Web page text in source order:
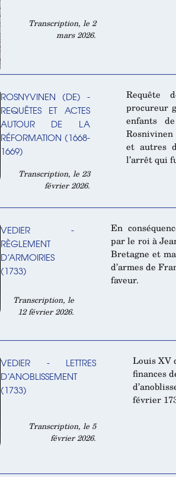
Transcription, le 2
mars 2026.
ROSNYVINEN (DE) -
REQUÊTES ET ACTES
AUTOUR DE LA
RÉFORMATION (1668-
1669)
Transcription, le 23
février 2026.
Requête
procureur
enfants
Rosnivinen
et autres
l’arrêt qui
VEDIER -
RÈGLEMENT
D’ARMOIRIES
(1733)
Transcription, le
12 février 2026.
En
par le roi à
Bretagne et
d’armes de
faveur.
VEDIER - LETTRES
D’ANOBLISSEMENT
(1733)
Transcription, le 5
février 2026.
Louis XV
finances
février